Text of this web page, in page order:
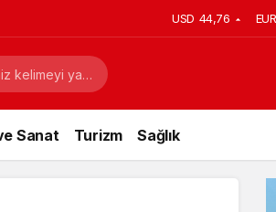
USD 44,76
Sanat Turizm Sağlık